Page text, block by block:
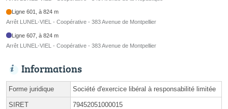
Ligne 601, à 824 m
Arrêt LUNEL-VIEL - Coopérative - 383 Avenue de Montpellier
Ligne 607, à 824 m
Arrêt LUNEL-VIEL - Coopérative - 383 Avenue de Montpellier
Informations
Forme juridique Société d'exercice libéral à responsabilité limitée
SIRET 79452051000015